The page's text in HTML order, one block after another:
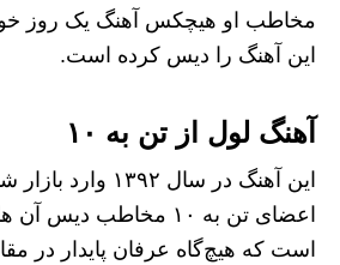
مخاطب او هیچکس آهنگ یک روز
این آهنگ را دیس کرده است.
آهنگ لول از تن به ۱۰
این آهنگ در سال
اعضای تن به ۱۰ مخاطب
است که هیچ‌گاه عرفان پایدار در